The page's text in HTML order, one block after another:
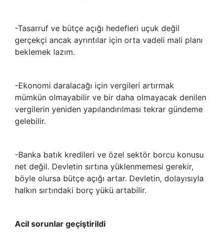
-Tasarruf ve bütçe açığı hedefleri uçuk değil
gerçekçi ancak ayrıntılar için orta vadeli mali planı
beklemek lazım.
-Ekonomi daralacağı için vergileri artırmak
mümkün olmayabilir ve bir daha olmayacak denilen
vergilerin yeniden yapılandırılması tekrar gündeme
gelebilir.
-Banka batık kredileri ve özel sektör borcu konusu
net değil. Devletin sırtına yüklenmemesi gerekir,
böyle olursa bütçe açığı artar. Devletin, dolayısıyla
halkın sırtındaki borç yükü artabilir.
Acil sorunlar geçiştirildi